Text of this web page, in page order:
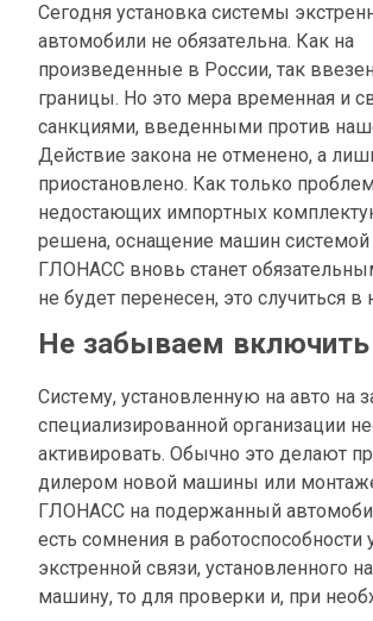
Сегодня установка системы
автомобили не обязательна. Как на
произведенные в России, так
границы. Но это мера временная и
санкциями, введенными против
Действие закона не отменено, а
приостановлено. Как только
недостающих импортных
решена, оснащение машин
ГЛОНАСС вновь станет
не будет перенесен, это случиться в
Не забываем включить
Систему, установленную на авто на
специализированной организации
активировать. Обычно это делают
дилером новой машины или
ГЛОНАСС на подержанный
есть сомнения в работоспособности
экстренной связи, установленного
машину, то для проверки и, при